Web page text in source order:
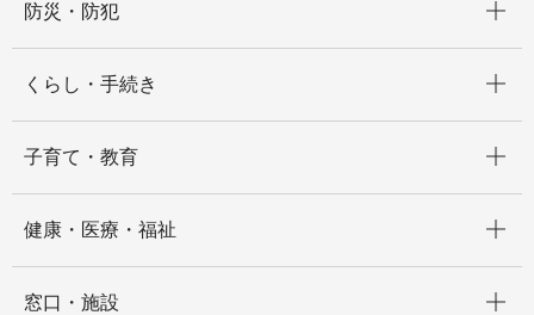
防災・防犯
くらし・手続き
子育て・教育
健康・医療・福祉
窓口・施設